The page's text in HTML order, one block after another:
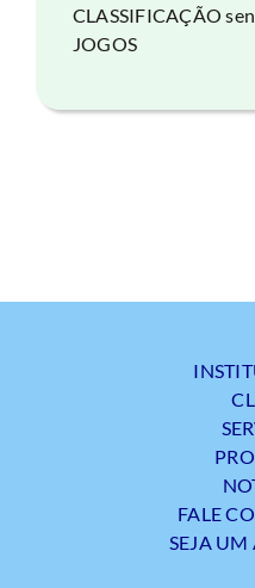
CLASSIFICAÇÃO
JOGOS
FALE
SEJA UM